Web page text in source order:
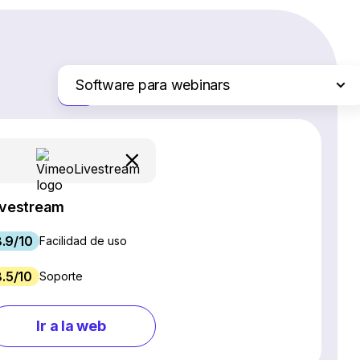
Software para webinars
Servicios de hosting web
Software de gestión de proyectos
Software SEO
Marketing por correo electrónico
Solo las diferencias
10 Facilidad de uso
10 Soporte
Ir a la web